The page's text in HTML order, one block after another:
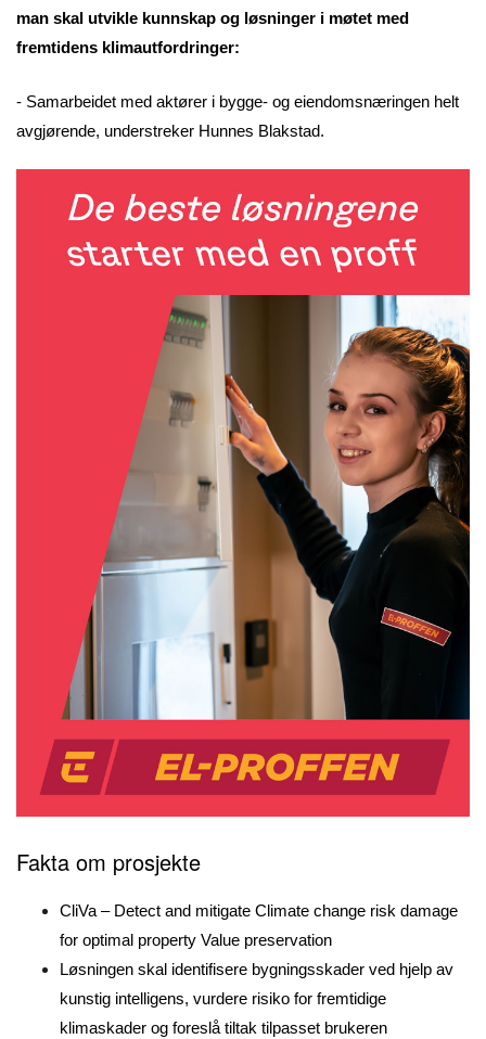
man skal utvikle kunnskap og løsninger i møtet med
fremtidens klimautfordringer:
- Samarbeidet med aktører i bygge- og eiendomsnæringen helt
avgjørende, understreker Hunnes Blakstad.
Fakta om prosjekte
CliVa – Detect and mitigate Climate change risk damage
for optimal property Value preservation
Løsningen skal identifisere bygningsskader ved hjelp av
kunstig intelligens, vurdere risiko for fremtidige
klimaskader og foreslå tiltak tilpasset brukeren